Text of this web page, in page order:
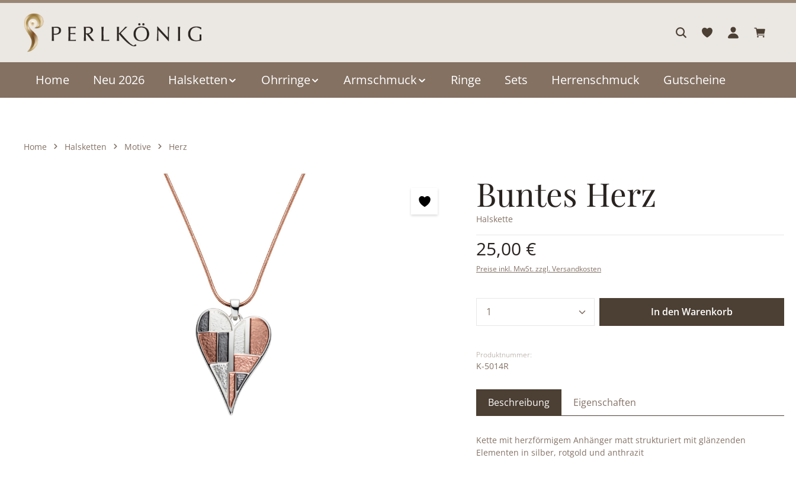
Hauptinhalt springen
Zur Hauptnavigation springen
Home Neu 2026 Halsketten Ohrringe Armschmuck Ringe Sets Herrenschmuck Gutscheine
Home Halsketten Motive Herz
Buntes Herz
Halskette
Regulärer Preis:
25,00 €
Preise inkl. MwSt. zzgl. Versandkosten
Produkt Anzahl: Gib den gewünschten Wert
In den Warenkorb
Produktnummer:
K-5014R
Beschreibung Eigenschaften
Kette mit herzförmigem Anhänger matt strukturiert mit glänzenden
Elementen in silber, rotgold und anthrazit